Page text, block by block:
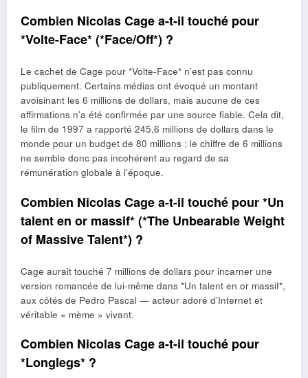
Combien Nicolas Cage a-t-il touché pour
*Volte-Face* (*Face/Off*) ?
Le cachet de Cage pour *Volte-Face* n’est pas connu
publiquement. Certains médias ont évoqué un montant
avoisinant les 6 millions de dollars, mais aucune de ces
affirmations n’a été confirmée par une source fiable. Cela dit,
le film de 1997 a rapporté 245,6 millions de dollars dans le
monde pour un budget de 80 millions ; le chiffre de 6 millions
ne semble donc pas incohérent au regard de sa
rémunération globale à l’époque.
Combien Nicolas Cage a-t-il touché pour *Un
talent en or massif* (*The Unbearable Weight
of Massive Talent*) ?
Cage aurait touché 7 millions de dollars pour incarner une
version romancée de lui-même dans *Un talent en or massif*,
aux côtés de Pedro Pascal — acteur adoré d’Internet et
véritable « mème » vivant.
Combien Nicolas Cage a-t-il touché pour
*Longlegs* ?